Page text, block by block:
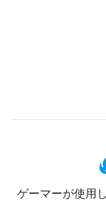
ゲーマーが使用